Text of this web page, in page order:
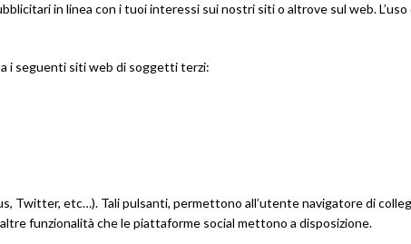
in linea con i tuoi interessi sui nostri siti o altrove sul web.
i seguenti siti web di soggetti terzi:
Twitter, etc…). Tali pulsanti, permettono all’utente navigatore di
funzionalità che le piattaforme social mettono a disposizione.